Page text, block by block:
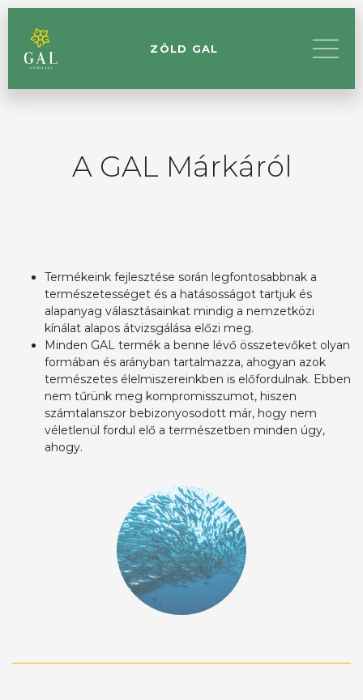
ZÖLD GAL
A GAL Márkáról
Termékeink fejlesztése során legfontosabbnak a
természetességet és a hatásosságot tartjuk és
alapanyag választásainkat mindig a nemzetközi
kínálat alapos átvizsgálása előzi meg.
Minden GAL termék a benne lévő összetevőket olyan
formában és arányban tartalmazza, ahogyan azok
természetes élelmiszereinkben is előfordulnak. Ebben
nem tűrünk meg kompromisszumot, hiszen
számtalanszor bebizonyosodott már, hogy nem
véletlenül fordul elő a természetben minden úgy,
ahogy.